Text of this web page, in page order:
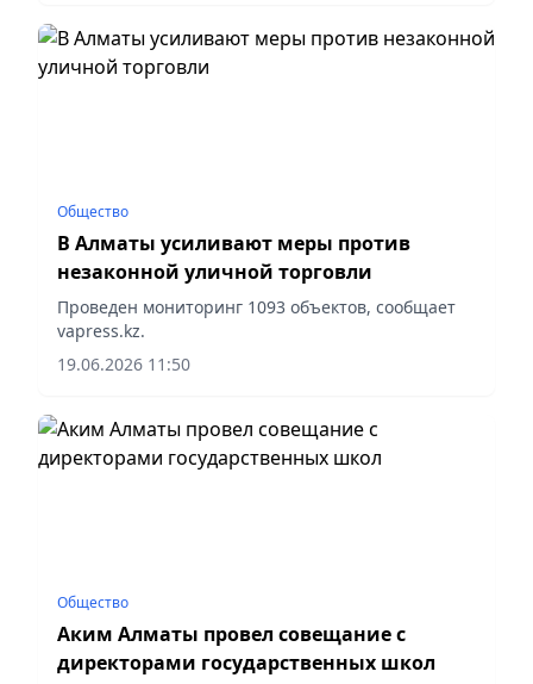
Общество
В Алматы усиливают меры против
незаконной уличной торговли
Проведен мониторинг 1093 объектов, сообщает
vapress.kz.
19.06.2026 11:50
Общество
Аким Алматы провел совещание с
директорами государственных школ